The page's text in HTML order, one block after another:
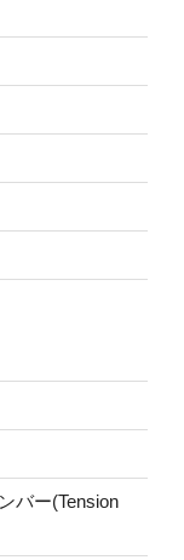
バー(Tension